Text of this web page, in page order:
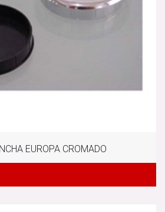
EUROPA CROMADO